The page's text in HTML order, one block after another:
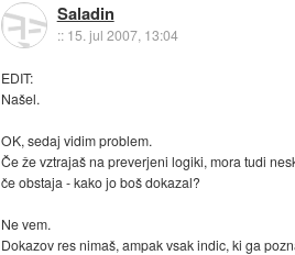
Saladin
:: 15. jul 2007, 13:04
EDIT:
Našel.
OK, sedaj vidim problem.
Če že vztrajaš na preverjeni logiki, mora tudi
če obstaja - kako jo boš dokazal?
Ne vem.
Dokazov res nimaš, ampak vsak indic, ki ga